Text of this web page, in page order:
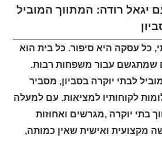
יגאל רודה: המתווך המוביל
כל עסקה היא סיפור. כל בית הוא
שמתגשם עבור משפחות רבות.
לבתי יוקרה בסביון, מסביר
לקוחותיו למציאות. עם למעלה
בתי יוקרה ,מגרשים ואחוזות
מקצועית ואישית שאין כמותה,